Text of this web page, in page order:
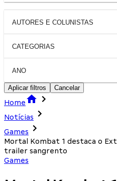
AUTORES E COLUNISTAS
CATEGORIAS
ANO
Aplicar filtros Cancelar
Home
Notícias
Games
Mortal Kombat 1 destaca o
trailer sangrento
Games